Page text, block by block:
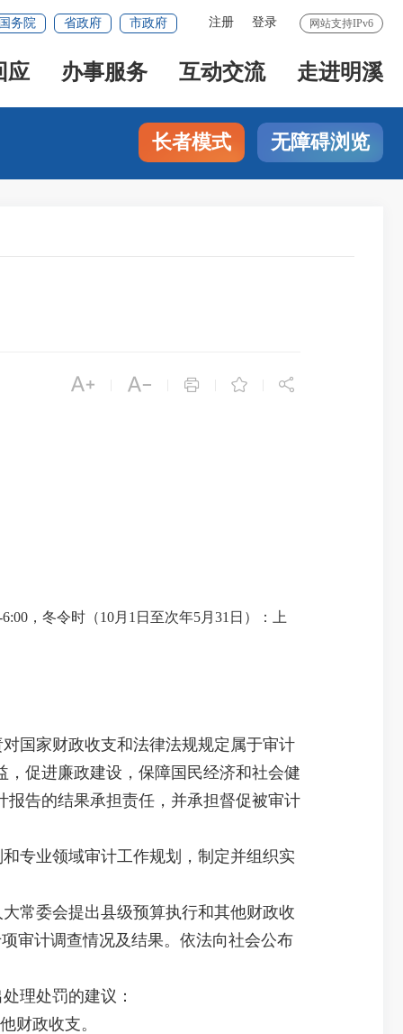
网站支持IPv6
注册 登录
务院 省政府 市政府
应 办事服务 互动交流 走进明溪
长者模式 无障碍浏览
    
，冬令时（10月1日至次年5月31日）：上
国家财政收支和法律法规规定属于审计
促进廉政建设，保障国民经济和社会健
告的结果承担责任，并承担督促被审计
专业领域审计工作规划，制定并组织实
常委会提出县级预算执行和其他财政收
审计调查情况及结果。依法向社会公布
理处罚的建议：
财政收支。